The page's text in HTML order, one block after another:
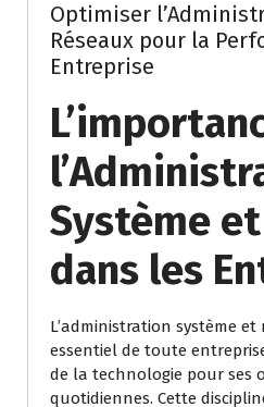
Optimiser
Réseaux pour la
Entreprise
Système
dans les
L’administration système
essentiel de toute
de la technologie pour ses
quotidiennes. Cette